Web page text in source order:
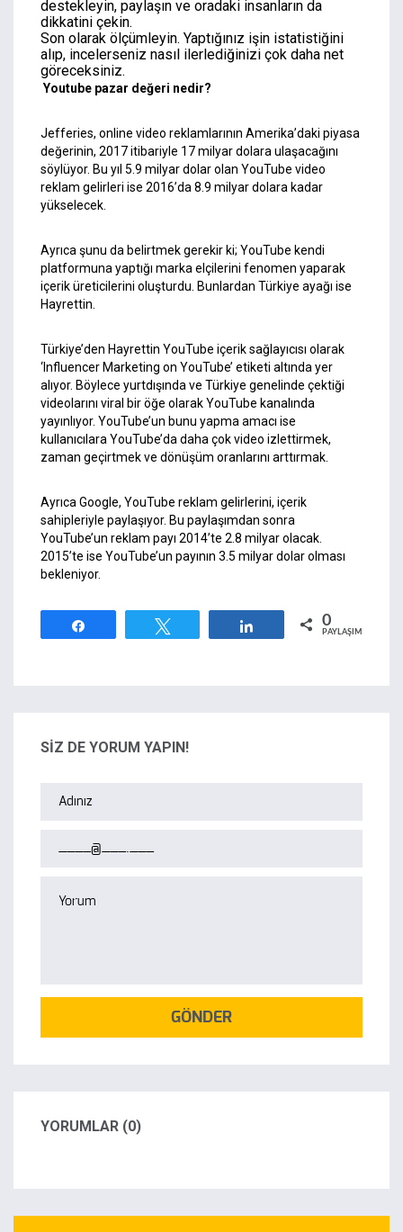
destekleyin, paylaşın ve oradaki insanların da
dikkatini çekin.
Son olarak ölçümleyin. Yaptığınız işin istatistiğini
alıp, incelerseniz nasıl ilerlediğinizi çok daha net
göreceksiniz.
Youtube pazar değeri nedir?
Jefferies, online video reklamlarının Amerika’daki piyasa
değerinin, 2017 itibariyle 17 milyar dolara ulaşacağını
söylüyor. Bu yıl 5.9 milyar dolar olan YouTube video
reklam gelirleri ise 2016’da 8.9 milyar dolara kadar
yükselecek.
Ayrıca şunu da belirtmek gerekir ki; YouTube kendi
platformuna yaptığı marka elçilerini fenomen yaparak
içerik üreticilerini oluşturdu. Bunlardan Türkiye ayağı ise
Hayrettin.
Türkiye’den Hayrettin YouTube içerik sağlayıcısı olarak
‘Influencer Marketing on YouTube’ etiketi altında yer
alıyor. Böylece yurtdışında ve Türkiye genelinde çektiği
videolarını viral bir öğe olarak YouTube kanalında
yayınlıyor. YouTube’un bunu yapma amacı ise
kullanıcılara YouTube’da daha çok video izlettirmek,
zaman geçirtmek ve dönüşüm oranlarını arttırmak.
Ayrıca Google, YouTube reklam gelirlerini, içerik
sahipleriyle paylaşıyor. Bu paylaşımdan sonra
YouTube’un reklam payı 2014’te 2.8 milyar olacak.
2015’te ise YouTube’un payının 3.5 milyar dolar olması
bekleniyor.
0
PAYLAŞIMLAR
SİZ DE YORUM YAPIN!
GÖNDER
YORUMLAR (0)